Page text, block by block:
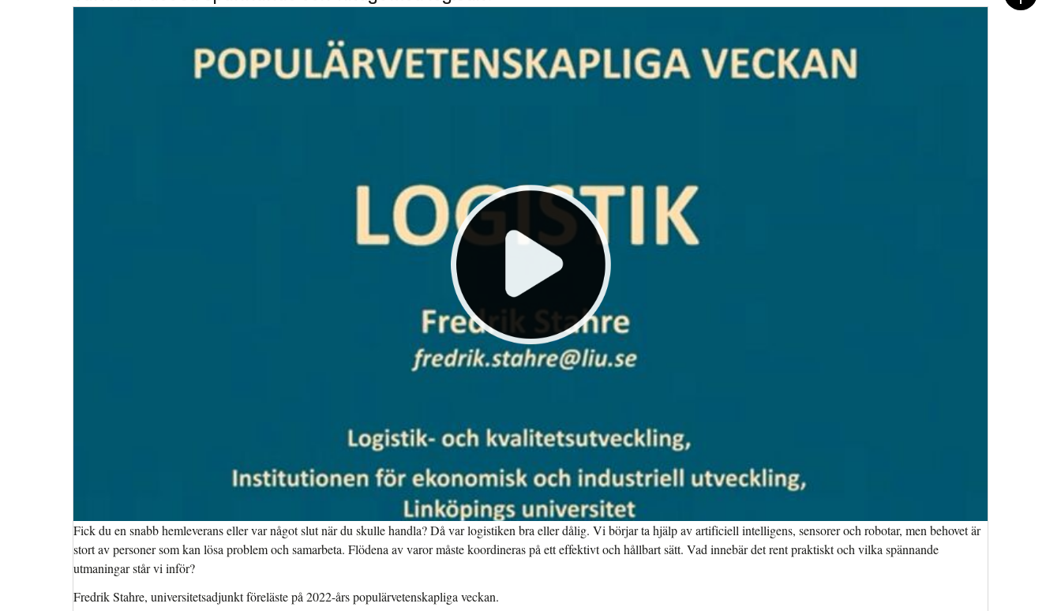
Fick du en snabb hemleverans eller var något slut när du skulle handla? Då var logistiken bra eller dålig. Vi börjar ta hjälp av artificiell intelligens, sensorer och robotar, men behovet är
stort av personer som kan lösa problem och samarbeta. Flödena av varor måste koordineras på ett effektivt och hållbart sätt. Vad innebär det rent praktiskt och vilka spännande
utmaningar står vi inför?
Fredrik Stahre, universitetsadjunkt föreläste på 2022-års populärvetenskapliga veckan.